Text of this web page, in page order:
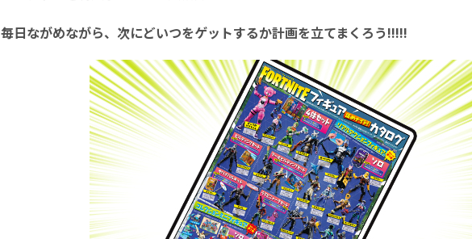
毎日ながめながら、次にどいつをゲットするか計画を立てまくろう!!!!!